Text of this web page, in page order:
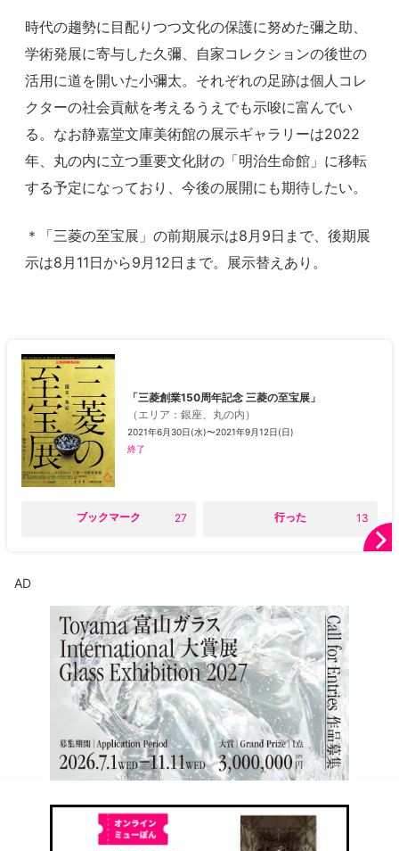
時代の趨勢に目配りつつ文化の保護に努めた彌之助、
学術発展に寄与した久彌、自家コレクションの後世の
活用に道を開いた小彌太。それぞれの足跡は個人コレ
クターの社会貢献を考えるうえでも示唆に富んでい
る。なお静嘉堂文庫美術館の展示ギャラリーは2022
年、丸の内に立つ重要文化財の「明治生命館」に移転
する予定になっており、今後の展開にも期待したい。
＊「三菱の至宝展」の前期展示は8月9日まで、後期展
示は8月11日から9月12日まで。展示替えあり。
「三菱創業150周年記念 三菱の至宝展」
（ エリア ：銀座、丸の内 ）
2021年6月30日(水)〜2021年9月12日(日)
終了
ブックマーク 27 行った 13
AD